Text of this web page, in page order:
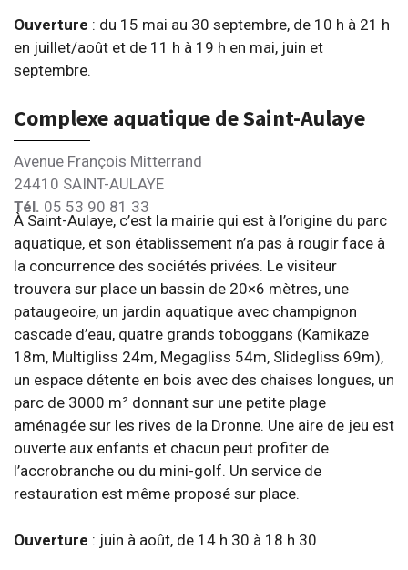
Ouverture : du 15 mai au 30 septembre, de 10 h à 21 h
en juillet/août et de 11 h à 19 h en mai, juin et
septembre.
Complexe aquatique de Saint-Aulaye
Avenue François Mitterrand
24410 SAINT-AULAYE
Tél. 05 53 90 81 33
À Saint-Aulaye, c’est la mairie qui est à l’origine du parc
aquatique, et son établissement n’a pas à rougir face à
la concurrence des sociétés privées. Le visiteur
trouvera sur place un bassin de 20×6 mètres, une
pataugeoire, un jardin aquatique avec champignon
cascade d’eau, quatre grands toboggans (Kamikaze
18m, Multigliss 24m, Megagliss 54m, Slidegliss 69m),
un espace détente en bois avec des chaises longues, un
parc de 3000 m² donnant sur une petite plage
aménagée sur les rives de la Dronne. Une aire de jeu est
ouverte aux enfants et chacun peut profiter de
l’accrobranche ou du mini-golf. Un service de
restauration est même proposé sur place.
Ouverture : juin à août, de 14 h 30 à 18 h 30